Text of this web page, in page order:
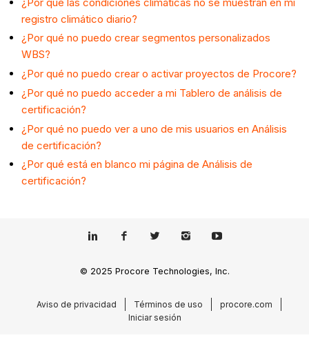
registro climático diario?
¿Por qué no puedo crear segmentos personalizados
WBS?
¿Por qué no puedo crear o activar proyectos de Procore?
¿Por qué no puedo acceder a mi Tablero de análisis de
certificación?
¿Por qué no puedo ver a uno de mis usuarios en Análisis
de certificación?
¿Por qué está en blanco mi página de Análisis de
certificación?
© 2025 Procore Technologies, Inc.
Aviso de privacidad Términos de uso
procore.com
Iniciar sesión